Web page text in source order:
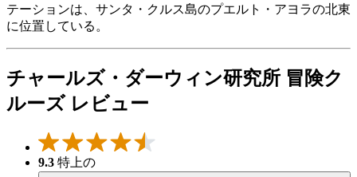
テーションは、サンタ・クルス島のプエルト・アヨラの北東
に位置している。
チャールズ・ダーウィン研究所 冒険ク
ルーズ レビュー
9.3 特上の